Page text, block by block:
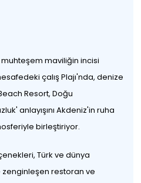
maviliğin incisi
çalış Plajı'nda, denize
Resort, Doğu
anlayışını Akdeniz'in ruha
birleştiriyor.
Türk ve dünya
zenginleşen restoran ve